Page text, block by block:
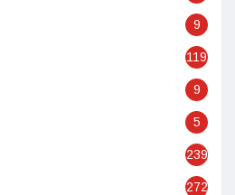
9
119
9
5
239
272